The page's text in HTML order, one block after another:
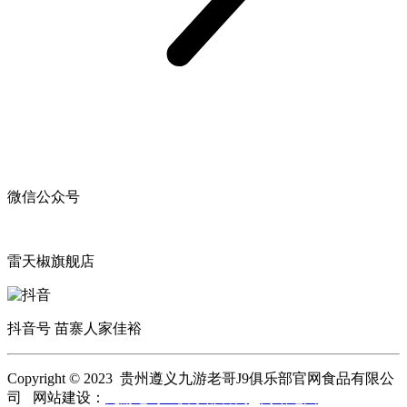
微信公众号
雷天椒旗舰店
抖音号 苗寨人家佳裕
Copyright © 2023 贵州遵义九游老哥J9俱乐部官网食品有限公
司 网站建设：